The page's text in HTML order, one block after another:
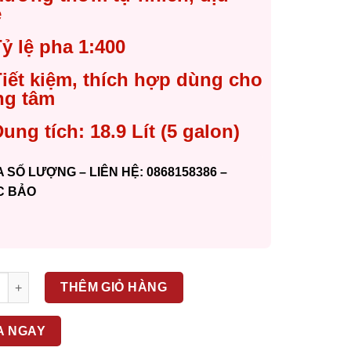
lệ pha 1:400
kiệm, thích hợp dùng cho
tâm
tích: 18.9 Lít (5 galon)
SỐ LƯỢNG – LIÊN HỆ: 0868158386 –
BẢO
– CAN NƯỚC RỬA XE HYPER WASH D1105 số lượng
THÊM GIỎ HÀNG
NGAY